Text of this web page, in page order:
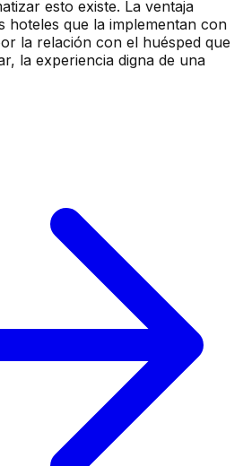
esto existe. La ventaja
hoteles que la implementan con
la relación con el huésped que
la experiencia digna de una